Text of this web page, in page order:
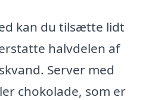
kan du tilsætte lidt
halvdelen af
Server med
chokolade, som er